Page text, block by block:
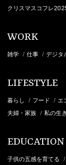
クリスマスコフレ
WORK
雑学 / 仕事 / デジタ
LIFESTYLE
暮らし / フード / エ
夫婦・家族 / 私の生
EDUCATION
子供の五感を育てる /